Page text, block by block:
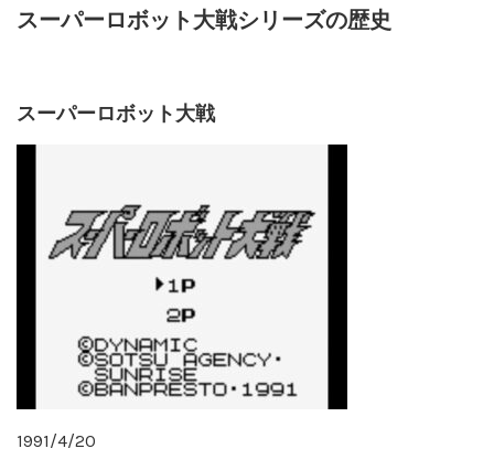
スーパーロボット大戦シリーズの歴史
スーパーロボット大戦
1991/4/20